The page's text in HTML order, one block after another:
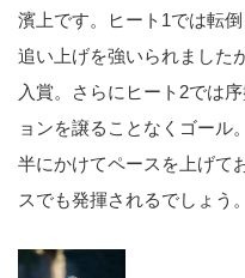
濱上です。ヒート1では転
追い上げを強いられました
入賞。さらにヒート2では
ョンを譲ることなくゴール
半にかけてペースを上げて
スでも発揮されるでしょう。